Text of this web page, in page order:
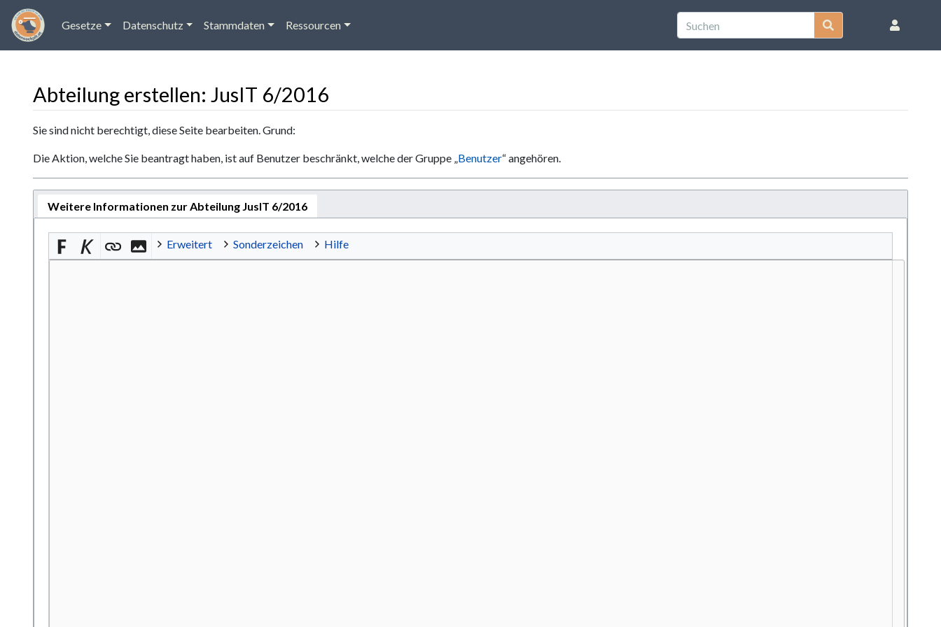
Gesetze Datenschutz Stammdaten Ressourcen
Abteilung erstellen: JusIT 6/2016
Wechseln zu: Navigation ,Suche
Sie sind nicht berechtigt, diese Seite bearbeiten. Grund:
Die Aktion, welche Sie beantragt haben, ist auf Benutzer beschränkt, welche der Gruppe „Benutzer“ angehören.
Weitere Informationen zur Abteilung JusIT 6/2016
Erweitert Sonderzeichen Hilfe